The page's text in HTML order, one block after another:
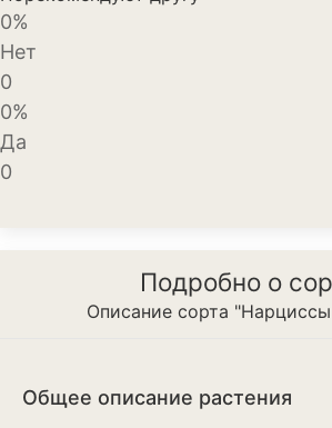
Декоративная капуста
Декоративный лук
Дельфиниум
Клематисы
Лапчатка
0%
Нет
0
0%
Да
0
Подробно о
Описание сорта
Общее описание растения